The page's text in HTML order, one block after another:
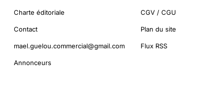
Charte éditoriale
Contact
mael.guelou.commercial@gmail.com
Annonceurs
CGV / CGU
Plan du site
Flux RSS